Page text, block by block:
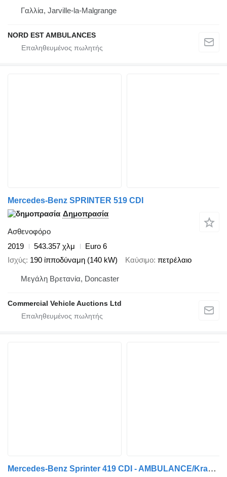
Γαλλία, Jarville-la-Malgrange
NORD EST AMBULANCES
Mercedes-Benz SPRINTER 519 CDI
Δημοπρασία
Ασθενοφόρο
2019
543.357 χλμ
Euro 6
Ισχύς 190 ίπποδύναμη (140 kW) Καύσιμο πετρέλαιο
Μεγάλη Βρετανία, Doncaster
Commercial Vehicle Auctions Ltd
Mercedes-Benz Sprinter 419 CDI - AMBULANCE/Krankenwagen